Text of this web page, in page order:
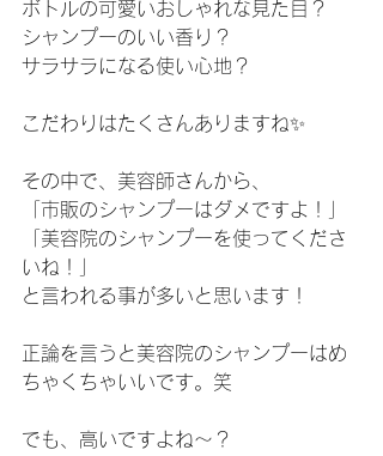
ボトルの可愛いおしゃれな見た目？
シャンプーのいい香り？
サラサラになる使い心地？
こだわりはたくさんありますね✨
その中で、美容師さんから、
「市販のシャンプーはダメですよ！」
「美容院のシャンプーを使ってくださ
いね！」
と言われる事が多いと思います！
正論を言うと美容院のシャンプーはめ
ちゃくちゃいいです。笑
でも、高いですよね〜？